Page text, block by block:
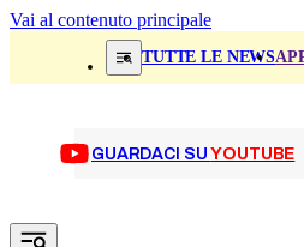
Vai al contenuto principale
TUTTE LE NEWS
GUARDACI SUYOUTUBE